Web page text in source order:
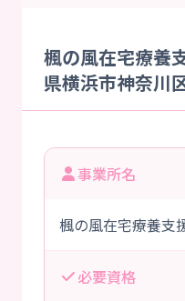
楓の風在宅療養
県横浜市神奈川
事業所名
楓の風在宅療養
必要資格